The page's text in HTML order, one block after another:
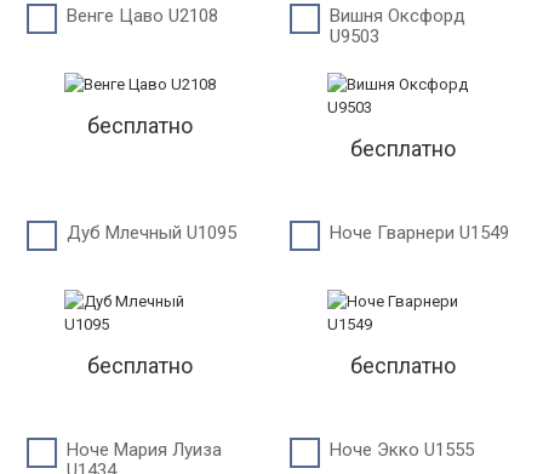
Венге Цаво U2108
бесплатно
Вишня Оксфорд
U9503
бесплатно
Дуб Млечный U1095
бесплатно
Ноче Гварнери U1549
бесплатно
Ноче Мария Луиза
Ноче Экко U1555